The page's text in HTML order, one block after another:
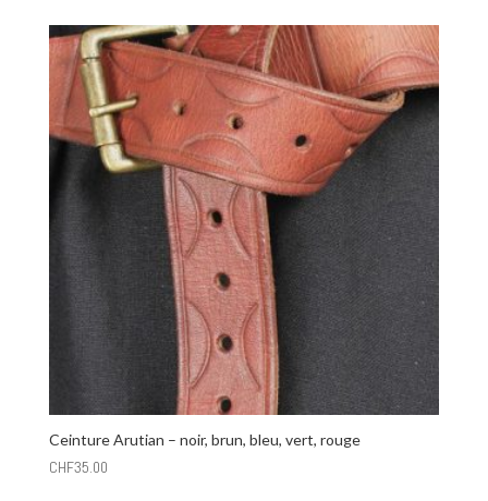
Ceinture Arutian – noir, brun, bleu, vert, rouge
CHF35.00